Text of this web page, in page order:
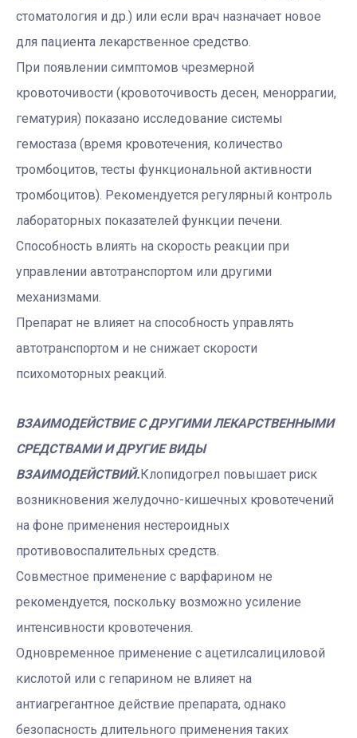
стоматология и др.) или если врач назначает новое
для пациента лекарственное средство.
При появлении симптомов чрезмерной
кровоточивости (кровоточивость десен, меноррагии,
гематурия) показано исследование системы
гемостаза (время кровотечения, количество
тромбоцитов, тесты функциональной активности
тромбоцитов). Рекомендуется регулярный контроль
лабораторных показателей функции печени.
Способность влиять на скорость реакции при
управлении автотранспортом или другими
механизмами.
Препарат не влияет на способность управлять
автотранспортом и не снижает скорости
психомоторных реакций.
ВЗАИМОДЕЙСТВИЕ С ДРУГИМИ ЛЕКАРСТВЕННЫМИ
СРЕДСТВАМИ И ДРУГИЕ ВИДЫ
ВЗАИМОДЕЙСТВИЙ.Клопидогрел повышает риск
возникновения желудочно-кишечных кровотечений
на фоне применения нестероидных
противовоспалительных средств.
Совместное применение с варфарином не
рекомендуется, поскольку возможно усиление
интенсивности кровотечения.
Одновременное применение с ацетилсалициловой
кислотой или с гепарином не влияет на
антиагрегантное действие препарата, однако
безопасность длительного применения таких